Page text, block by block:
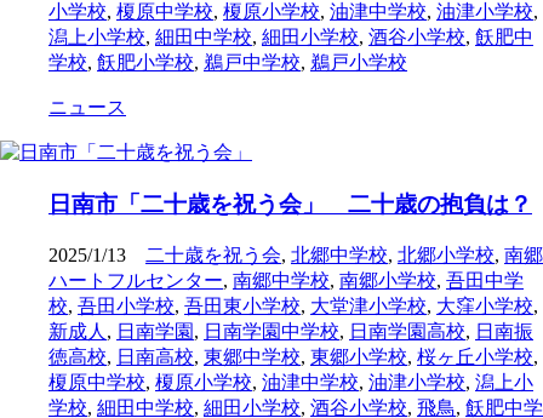
小学校, 榎原中学校, 榎原小学校, 油津中学校, 油津小学校,
潟上小学校, 細田中学校, 細田小学校, 酒谷小学校, 飫肥中
学校, 飫肥小学校, 鵜戸中学校, 鵜戸小学校
ニュース
日南市「二十歳を祝う会」 二十歳の抱負は？
2025/1/13 二十歳を祝う会, 北郷中学校, 北郷小学校, 南郷
ハートフルセンター, 南郷中学校, 南郷小学校, 吾田中学
校, 吾田小学校, 吾田東小学校, 大堂津小学校, 大窪小学校,
新成人 , 日南学園 , 日南学園中学校, 日南学園高校, 日南振
徳高校, 日南高校, 東郷中学校, 東郷小学校, 桜ヶ丘小学校,
榎原中学校, 榎原小学校, 油津中学校, 油津小学校, 潟上小
学校, 細田中学校, 細田小学校, 酒谷小学校, 飛鳥, 飫肥中学